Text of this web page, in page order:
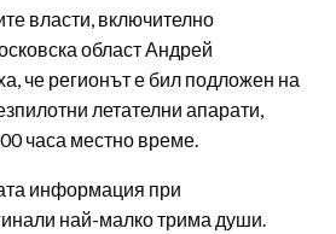
власти, включително
област Андрей
че регионът е бил подложен на
летателни апарати,
часа местно време.
информация при
най-малко трима души.